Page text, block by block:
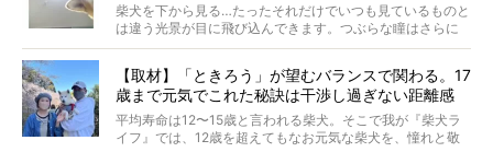
柴犬を下から見る…たったそれだけでいつも見ているものと
は違う光景が目に飛び込んできます。つぶらな瞳はさらに
つぶらに見え、モフモフのお顔はさらにモフモフに見えま
【取材】「ときろう」が望むバランスで関わる。17
歳まで元気でこれた秘訣は干渉し過ぎない距離感
#38ときろう
平均寿命は12〜15歳と言われる柴犬。そこで我が『柴犬ラ
イフ』では、12歳を超えてもなお元気な柴犬を、憧れと敬